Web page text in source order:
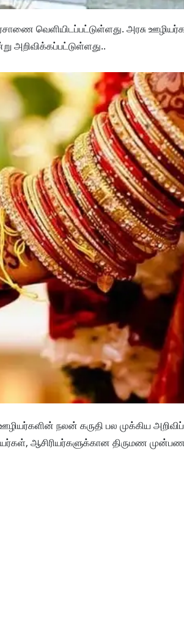
வெளியிடப்பட்டுள்ளது. அரசு
அறிவிக்கப்பட்டுள்ளது..
நலன் கருதி பல முக்கிய
ஆசிரியர்களுக்கான திருமண